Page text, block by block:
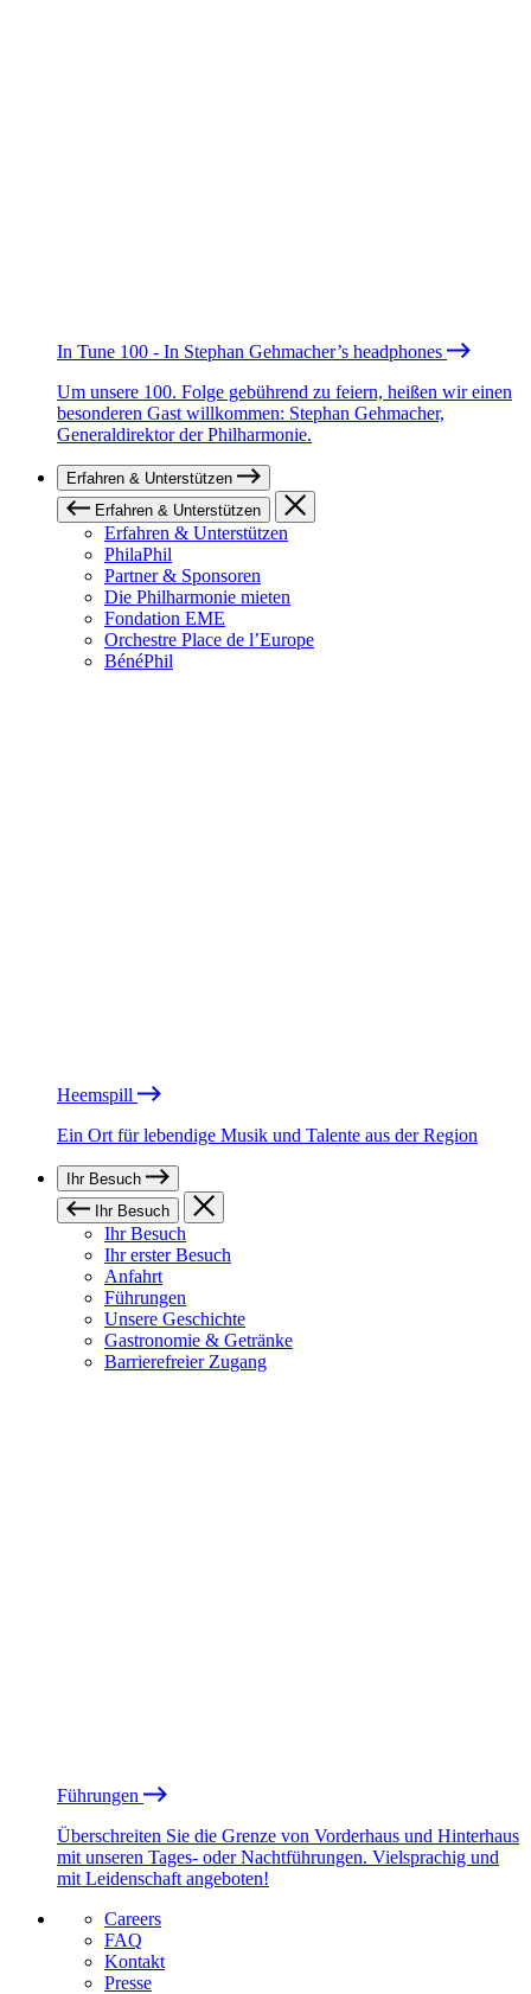
In Tune 100 - In Stephan Gehmacher’s headphones
Um unsere 100. Folge gebührend zu feiern, heißen wir einen
besonderen Gast willkommen: Stephan Gehmacher,
Generaldirektor der Philharmonie.
Erfahren & Unterstützen
Erfahren & Unterstützen
Erfahren & Unterstützen
PhilaPhil
Partner & Sponsoren
Die Philharmonie mieten
Fondation EME
Orchestre Place de l’Europe
BénéPhil
Heemspill
Ein Ort für lebendige Musik und Talente aus der Region
Ihr Besuch
Ihr Besuch
Ihr Besuch
Ihr erster Besuch
Anfahrt
Führungen
Unsere Geschichte
Gastronomie & Getränke
Barrierefreier Zugang
Führungen
Überschreiten Sie die Grenze von Vorderhaus und Hinterhaus
mit unseren Tages- oder Nachtführungen. Vielsprachig und
mit Leidenschaft angeboten!
Careers
FAQ
Kontakt
Presse